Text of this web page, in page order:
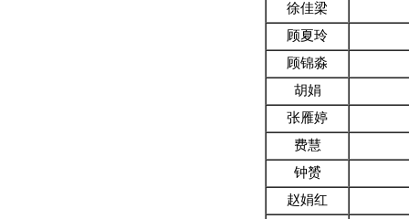
徐佳梁
顾夏玲
顾锦淼
胡娟
张雁婷
费慧
钟赟
赵娟红